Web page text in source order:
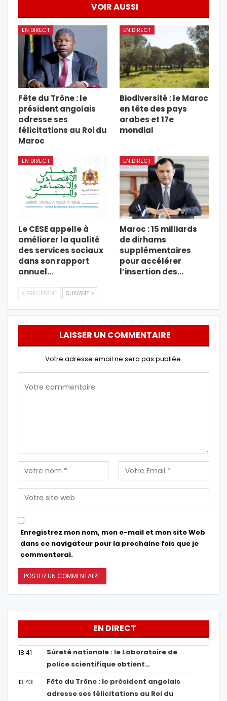
VOIR AUSSI
EN DIRECT
Fête du Trône : le
président angolais
adresse ses
félicitations au Roi du
Maroc
EN DIRECT
Biodiversité : le Maroc
en tête des pays
arabes et 17e
mondial
EN DIRECT
Le CESE appelle à
améliorer la qualité
des services sociaux
dans son rapport
annuel…
EN DIRECT
Maroc : 15 milliards
de dirhams
supplémentaires
pour accélérer
l’insertion des…
PRÉCÉDENT SUIVANT
LAISSER UN COMMENTAIRE
Votre adresse email ne sera pas publiée.
Enregistrez mon nom, mon e-mail et mon site Web
dans ce navigateur pour la prochaine fois que je
commenterai.
EN DIRECT
18:41
Sûreté nationale : le Laboratoire de
police scientifique obtient…
13:43
Fête du Trône : le président angolais
adresse ses félicitations au Roi du